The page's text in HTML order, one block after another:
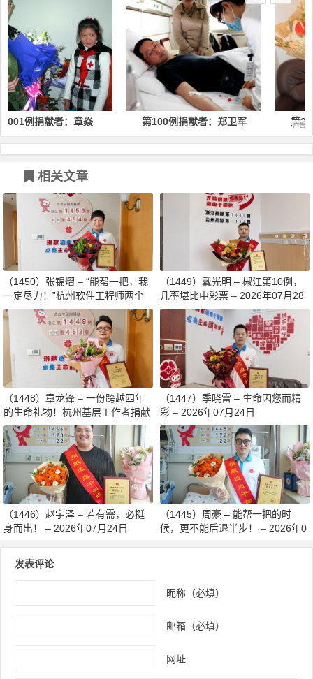
：章焱 第100例捐献者：郑卫军 第200例捐献者：
相关文章
（1450）张锦熠 – “能帮一把，我
一定尽力！”杭州软件工程师两个
月减重13斤赴生命之约 – 2026年0
8月03日
（1449）戴光明 – 椒江第10例，
几率堪比中彩票 – 2026年07月28
日
（1448）章龙锋 – 一份跨越四年
的生命礼物！杭州基层工作者捐献
造血干细胞传递希望 – 2026年07
月27日
（1447）季晓雷 – 生命因您而精
彩 – 2026年07月24日
（1446）赵宇泽 – 若有需，必挺
身而出！ – 2026年07月24日
（1445）周豪 – 能帮一把的时
候，更不能后退半步！ – 2026年0
发表评论
昵称（必填）
邮箱（必填）
网址